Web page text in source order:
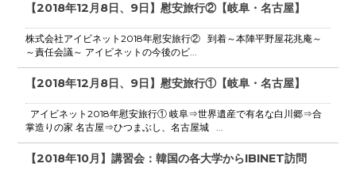
【2018年12月8日、9日】慰安旅行②【岐阜・名古屋】
株式会社アイビネット2018年慰安旅行② 到着～本陣平野屋花兆庵～
～責任会議～ アイビネットの今後のビ...
【2018年12月8日、9日】慰安旅行①【岐阜・名古屋】
アイビネット2018年慰安旅行① 岐阜⇒世界遺産で有名な白川郷⇒合
掌造りの家 名古屋⇒ひつまぶし、名古屋城 ...
【2018年10月】講習会：韓国の各大学からIBINET訪問